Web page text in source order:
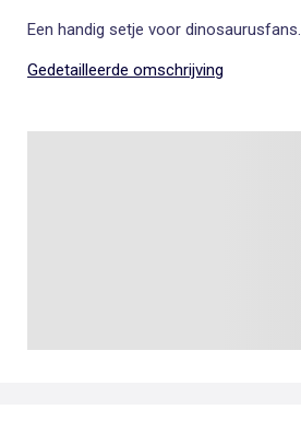
Een handig setje voor dinosaurusfans.
Gedetailleerde omschrijving